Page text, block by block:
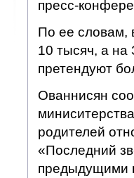
пресс-
По ее словам,
10 тысяч, а на
претендуют
Ованнисян
родителей
«Последний
предыдущими